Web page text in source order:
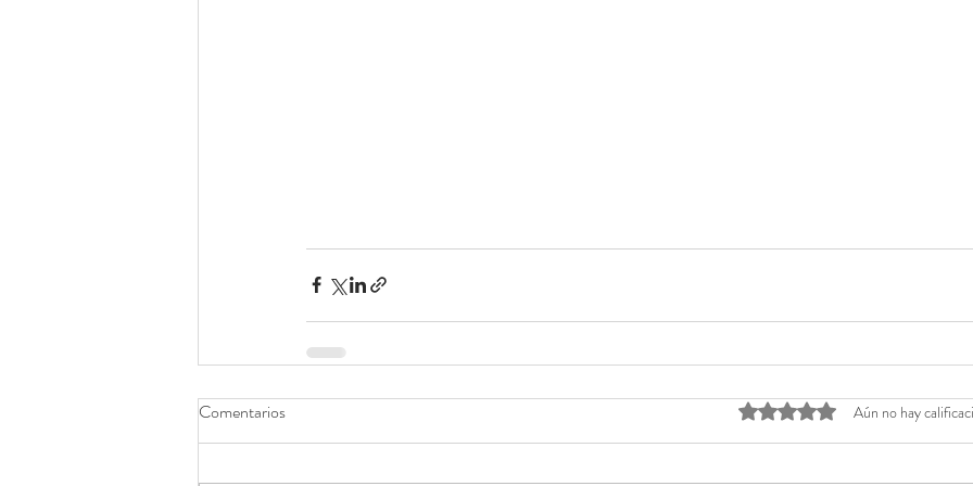
Comentarios Obtuvo 0 de 5 estrellas.
Aún no hay